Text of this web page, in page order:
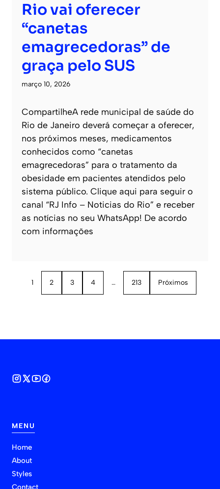
Rio vai oferecer
“canetas
emagrecedoras” de
graça pelo SUS
março 10, 2026
CompartilheA rede municipal de saúde do
Rio de Janeiro deverá começar a oferecer,
nos próximos meses, medicamentos
conhecidos como “canetas
emagrecedoras” para o tratamento da
obesidade em pacientes atendidos pelo
sistema público. Clique aqui para seguir o
canal “RJ Info – Noticias do Rio” e receber
as notícias no seu WhatsApp! De acordo
com informações
1 2 3 4 … 213 Próximos
MENU
Home
About
Styles
Contact